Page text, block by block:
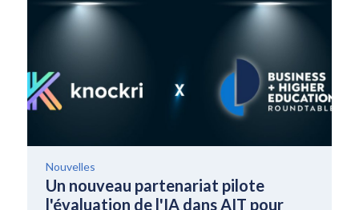
Nouvelles
Un nouveau partenariat pilote
l'évaluation de l'IA dans AIT pour